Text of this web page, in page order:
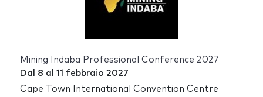
Mining Indaba Professional Conference 2027
Dal 8 al 11 febbraio 2027
Cape Town International Convention Centre